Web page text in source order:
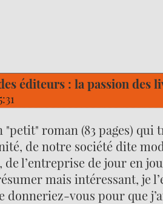
éditeurs : la passion des
"petit" roman (83 pages) qui
de notre société dite
de l’entreprise de jour en
mais intéressant, je
donneriez-vous pour que